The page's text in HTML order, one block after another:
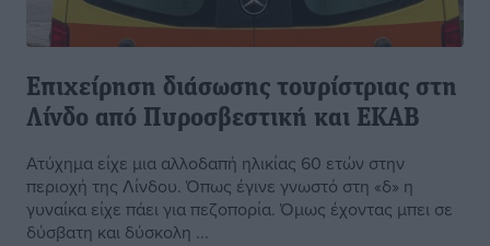
Επιχείρηση διάσωσης τουρίστριας στη
Λίνδο από Πυροσβεστική και ΕΚΑΒ
Ατύχημα είχε μια αλλοδαπή ηλικίας 60 ετών στην
περιοχή της Λίνδου. Όπως έγινε γνωστό στη «δ» η
γυναίκα είχε πάει για πεζοπορία. Όμως έχοντας μπει σε
δύσβατη και δύσκολη ...